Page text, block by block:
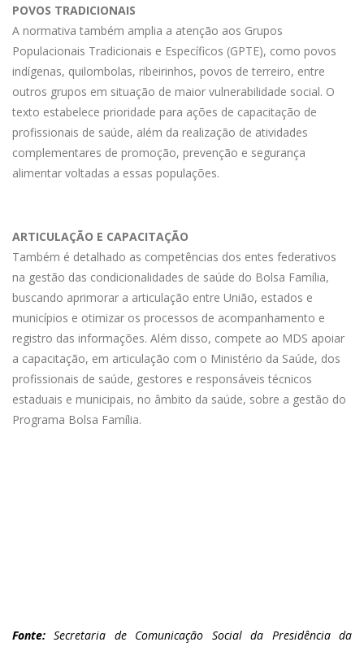
POVOS TRADICIONAIS
A normativa também amplia a atenção aos Grupos
Populacionais Tradicionais e Específicos (GPTE), como povos
indígenas, quilombolas, ribeirinhos, povos de terreiro, entre
outros grupos em situação de maior vulnerabilidade social. O
texto estabelece prioridade para ações de capacitação de
profissionais de saúde, além da realização de atividades
complementares de promoção, prevenção e segurança
alimentar voltadas a essas populações.
ARTICULAÇÃO E CAPACITAÇÃO
Também é detalhado as competências dos entes federativos
na gestão das condicionalidades de saúde do Bolsa Família,
buscando aprimorar a articulação entre União, estados e
municípios e otimizar os processos de acompanhamento e
registro das informações. Além disso, compete ao MDS apoiar
a capacitação, em articulação com o Ministério da Saúde, dos
profissionais de saúde, gestores e responsáveis técnicos
estaduais e municipais, no âmbito da saúde, sobre a gestão do
Programa Bolsa Família.
Fonte: Secretaria de Comunicação Social da Presidência da